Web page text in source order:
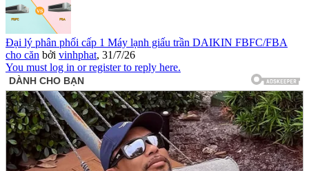
Đại lý phân phối cấp 1 Máy lạnh giấu trần DAIKIN FBFC/FBA
cho căn bởi vinhphat, 31/7/26
You must log in or register to reply here.